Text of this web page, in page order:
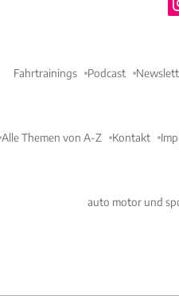
Fahrtrainings Podcast
Alle Themen von A-Z Kontakt
auto motor und